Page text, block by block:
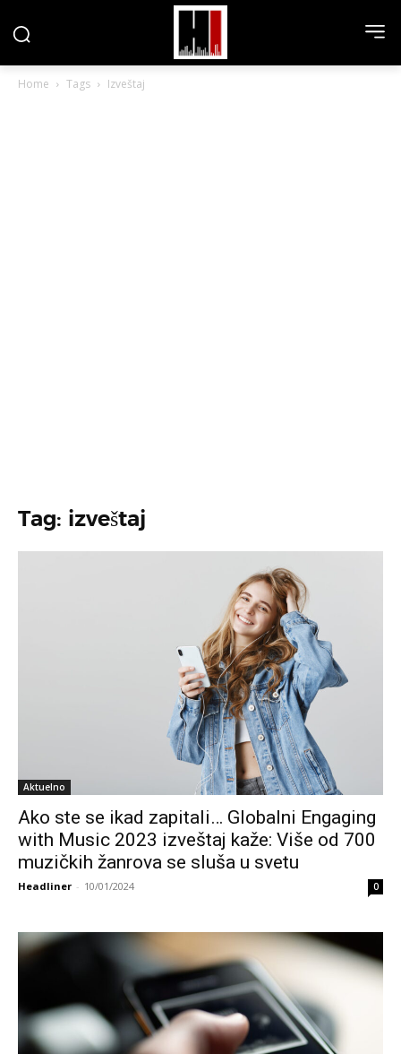
Home Tags Izveštaj
Tag: izveštaj
Aktuelno
Ako ste se ikad zapitali… Globalni Engaging
with Music 2023 izveštaj kaže: Više od 700
muzičkih žanrova se sluša u svetu
Headliner - 10/01/2024 0